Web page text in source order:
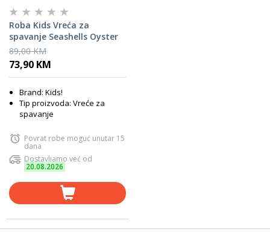
Roba Kids Vreća za
spavanje Seashells Oyster
70 cm, Mint
89,00 KM
73,90 KM
Brand: Kids!
Tip proizvoda: Vreće za
spavanje
Povrat robe moguć unutar 15
dana
Dostavljamo već od
20.08.2026